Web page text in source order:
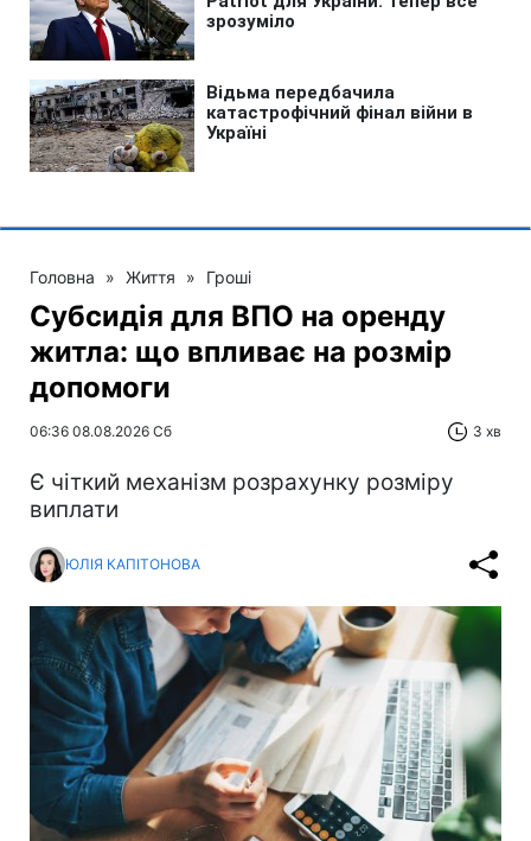
Головна » Життя » Гроші
Субсидія для ВПО на оренду
житла: що впливає на розмір
допомоги
06:36 08.08.2026 Сб 3 хв
Є чіткий механізм розрахунку розміру
виплати
ЮЛІЯ КАПІТОНОВА